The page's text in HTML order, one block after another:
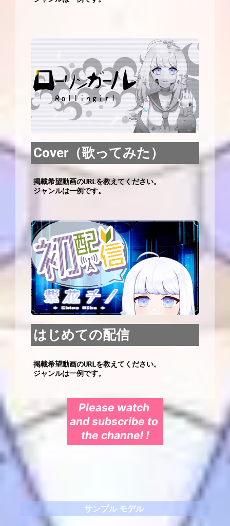
Cover（歌ってみた）
掲載希望動画のURLを教えてください。
はじめての配信
掲載希望動画のURLを教えてください。
ジャンルは一例です。
Please watch
and subscribe to
the channel !
サンプル モデル